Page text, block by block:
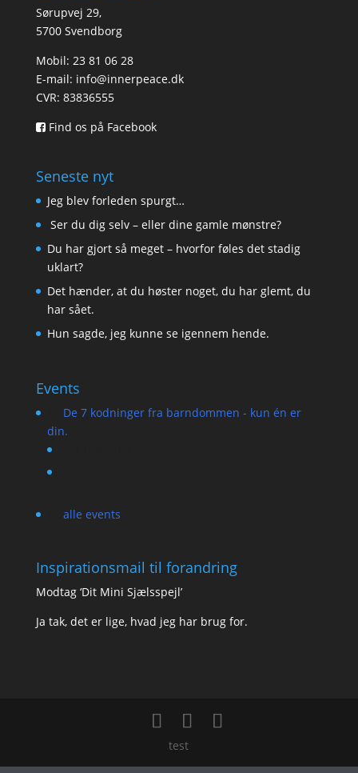
Sørupvej 29,
5700 Svendborg
Mobil: 23 81 06 28
E-mail: info@innerpeace.dk
CVR: 83836555
Find os på Facebook
Seneste nyt
Jeg blev forleden spurgt…
Ser du dig selv – eller dine gamle mønstre?
Du har gjort så meget – hvorfor føles det stadig
uklart?
Det hænder, at du høster noget, du har glemt, du
har sået.
Hun sagde, jeg kunne se igennem hende.
Events
De 7 kodninger fra barndommen - kun én er
din.
alle events
Inspirationsmail til forandring
Modtag ‘Dit Mini Sjælsspejl’
Ja tak, det er lige, hvad jeg har brug for.
test